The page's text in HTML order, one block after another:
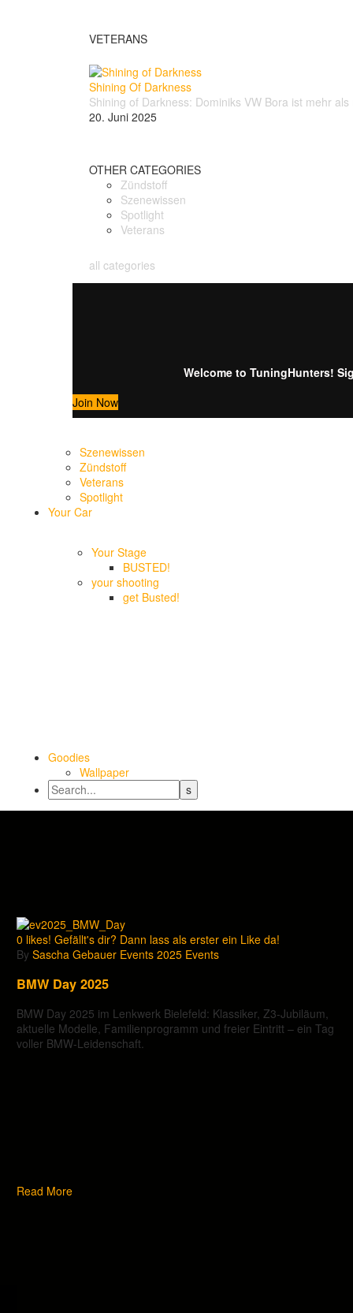
VETERANS
Shining Of Darkness
Shining of Darkness: Dominiks VW Bora ist mehr
20. Juni 2025
OTHER CATEGORIES
Zündstoff
Szenewissen
Spotlight
Veterans
all categories
Welcome to TuningHunters!
Join Now
Szenewissen
Zündstoff
Veterans
Spotlight
Your Car
Your Stage
BUSTED!
your shooting
get Busted!
Goodies
Wallpaper
0 likes! Gefällt's dir? Dann lass als erster ein Like da!
By Sascha Gebauer Events 2025 Events
BMW Day 2025
BMW Day 2025 im Lenkwerk Bielefeld: Klassiker, Z3-Jubiläum,
aktuelle Modelle, Familienprogramm und freier Eintritt – ein Tag
voller BMW-Leidenschaft.
Read More